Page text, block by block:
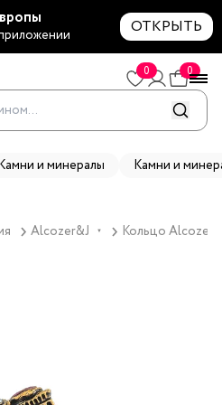
ОТКРЫТЬ
0 0
и минералы Камни и
Alcozer&J ▼ Кольцо